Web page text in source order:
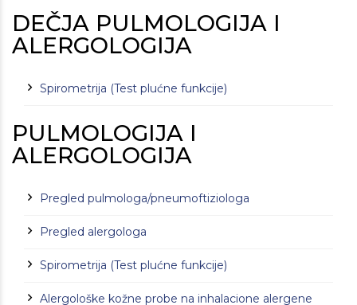
DEČJA PULMOLOGIJA I
ALERGOLOGIJA
Spirometrija (Test plućne funkcije)
PULMOLOGIJA I
ALERGOLOGIJA
Pregled pulmologa/pneumoftiziologa
Pregled alergologa
Spirometrija (Test plućne funkcije)
Alergološke kožne probe na inhalacione alergene